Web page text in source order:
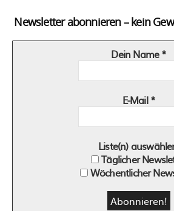
Newsletter abonnieren – kein
Dein Name*
E-Mail*
Liste(n)
Täglicher
Wöchentlicher